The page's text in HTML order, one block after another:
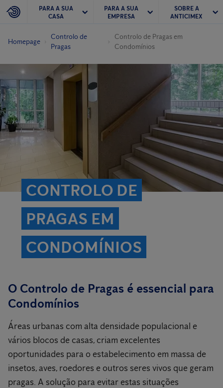
PARA A SUA
CASA
PARA A SUA
EMPRESA
SOBRE A
ANTICIMEX
Homepage
Controlo de
Pragas
Controlo de Pragas em
Condomínios
CONTROLO DE
PRAGAS EM
CONDOMÍNIOS
O Controlo de Pragas é essencial para
Condomínios
Áreas urbanas com alta densidade populacional e
vários blocos de casas, criam excelentes
oportunidades para o estabelecimento em massa de
insetos, aves, roedores e outros seres vivos que geram
pragas. A solução para evitar estas situações